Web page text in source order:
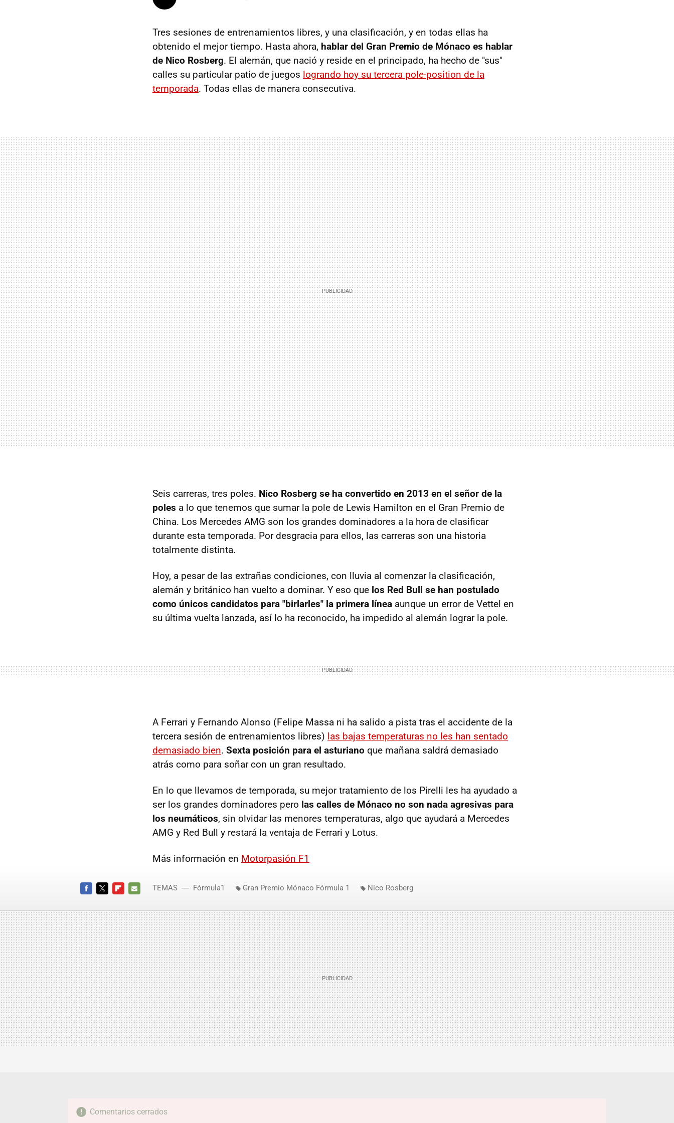
Tres sesiones de entrenamientos libres, y una clasificación, y en todas ellas ha
obtenido el mejor tiempo. Hasta ahora, hablar del Gran Premio de Mónaco es hablar
de Nico Rosberg. El alemán, que nació y reside en el principado, ha hecho de "sus"
calles su particular patio de juegos logrando hoy su tercera pole-position de la
temporada. Todas ellas de manera consecutiva.
Seis carreras, tres poles. Nico Rosberg se ha convertido en 2013 en el señor de la
poles a lo que tenemos que sumar la pole de Lewis Hamilton en el Gran Premio de
China. Los Mercedes AMG son los grandes dominadores a la hora de clasificar
durante esta temporada. Por desgracia para ellos, las carreras son una historia
totalmente distinta.
Hoy, a pesar de las extrañas condiciones, con lluvia al comenzar la clasificación,
alemán y británico han vuelto a dominar. Y eso que los Red Bull se han postulado
como únicos candidatos para "birlarles" la primera línea aunque un error de Vettel en
su última vuelta lanzada, así lo ha reconocido, ha impedido al alemán lograr la pole.
A Ferrari y Fernando Alonso (Felipe Massa ni ha salido a pista tras el accidente de la
tercera sesión de entrenamientos libres) las bajas temperaturas no les han sentado
demasiado bien. Sexta posición para el asturiano que mañana saldrá demasiado
atrás como para soñar con un gran resultado.
En lo que llevamos de temporada, su mejor tratamiento de los Pirelli les ha ayudado a
ser los grandes dominadores pero las calles de Mónaco no son nada agresivas para
los neumáticos, sin olvidar las menores temperaturas, algo que ayudará a Mercedes
AMG y Red Bull y restará la ventaja de Ferrari y Lotus.
Más información en Motorpasión F1
MAIL
TEMAS Fórmula1 Gran Premio Mónaco Fórmula 1 Nico Rosberg
Comentarios cerrados